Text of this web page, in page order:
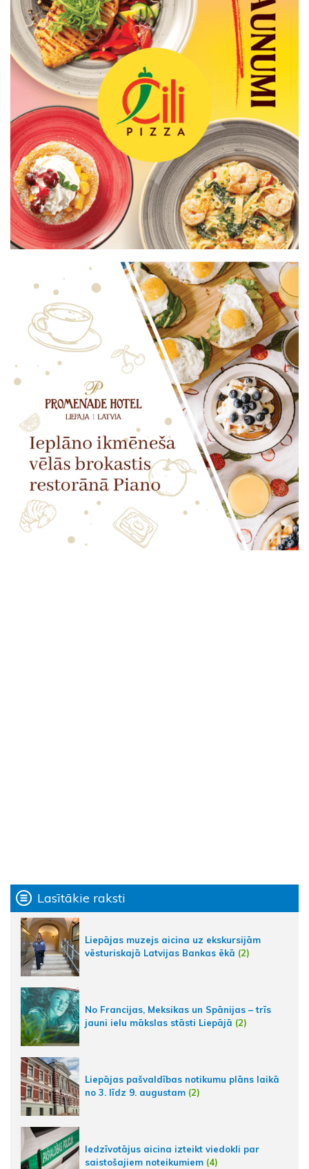
Lasītākie raksti
Liepājas muzejs aicina uz ekskursijām
vēsturiskajā Latvijas Bankas ēkā (2)
No Francijas, Meksikas un Spānijas – trīs
jauni ielu mākslas stāsti Liepājā (2)
Liepājas pašvaldības notikumu plāns laikā
no 3. līdz 9. augustam (2)
Iedzīvotājus aicina izteikt viedokli par
saistošajiem noteikumiem (4)